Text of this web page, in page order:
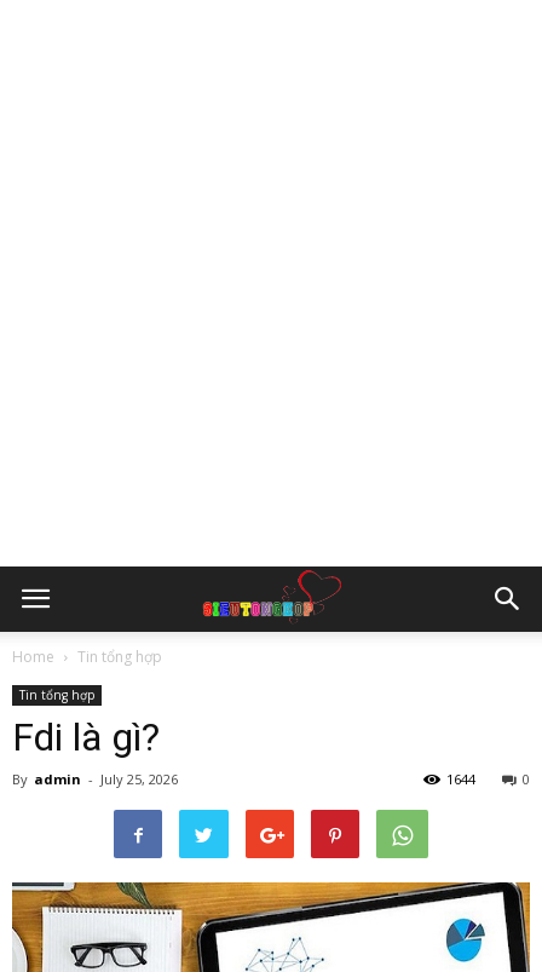
Home Tin tổng hợp
Tin tổng hợp
Fdi là gì?
By admin - July 25, 2026 0
1644